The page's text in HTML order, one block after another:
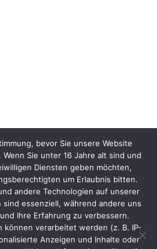
bevor Sie unsere Website
Sie unter 16 Jahre alt sind und
Diensten geben möchten,
um Erlaubnis bitten.
andere Technologien auf unserer
sind essenziell, während andere uns
Ihre Erfahrung zu verbessern.
können verarbeitet werden (z. B. IP-
Anzeigen und Inhalte oder